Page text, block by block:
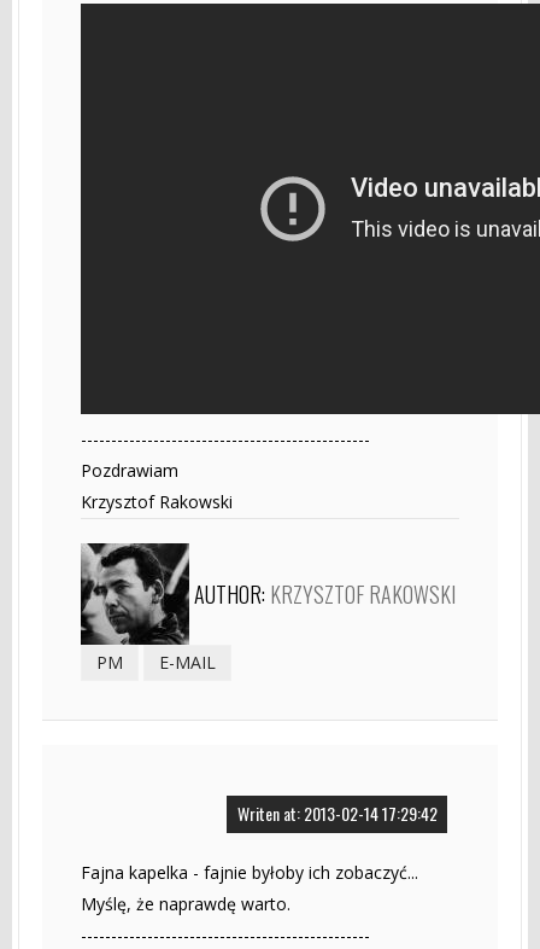
------------------------------------------------
Pozdrawiam
Krzysztof Rakowski
AUTHOR: KRZYSZTOF RAKOWSKI
PM E-MAIL
Writen at: 2013-02-14 17:29:42
Fajna kapelka - fajnie byłoby ich zobaczyć...
Myślę, że naprawdę warto.
------------------------------------------------